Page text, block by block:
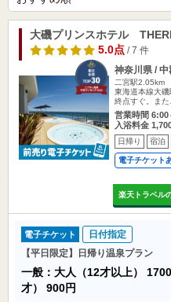
大磯プリンスホテル
5.0点/ 7 件
神奈川県 /
二宮駅2.05km
東海道本線大
終点すぐ。また
営業時間 6:00
入浴料金
日帰り 宿泊
電子チケット
楽天トラベル
電子チケット
日付指定
【平日限定】日帰り温泉プラン
一般：大人（12才以上）
才） 900円